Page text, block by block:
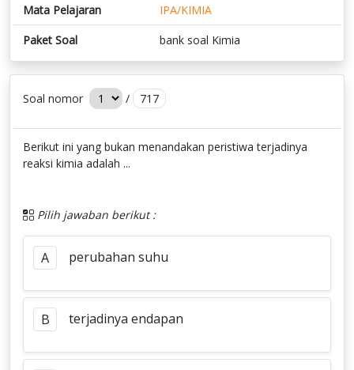
Mata Pelajaran
IPA/KIMIA
Paket Soal
bank soal Kimia
Soal nomor / 717
Berikut ini yang bukan menandakan peristiwa terjadinya
reaksi kimia adalah ...
Pilih jawaban berikut :
A perubahan suhu
B terjadinya endapan